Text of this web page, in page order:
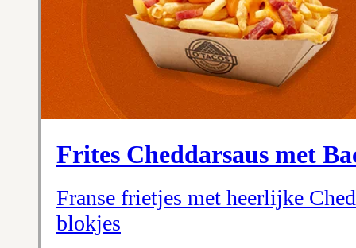
Frites Cheddarsaus met
Franse frietjes met heerlijke
blokjes